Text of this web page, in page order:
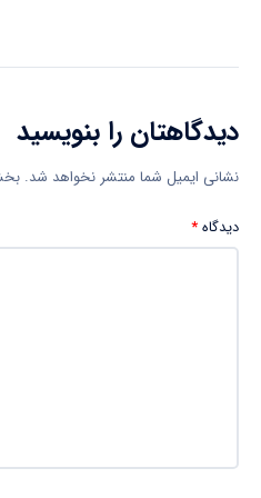
دیدگاهتان را بنویسید
نشانی ایمیل شما منتشر نخواهد شد.
دیدگاه*